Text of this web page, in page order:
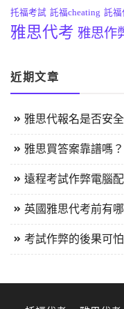
托福考試 託福cheating 託福
雅思代考 雅思作
近期文章
雅思代報名是否安
雅思買答案靠譜嗎
遠程考試作弊電腦
英國雅思代考前有
考試作弊的後果可